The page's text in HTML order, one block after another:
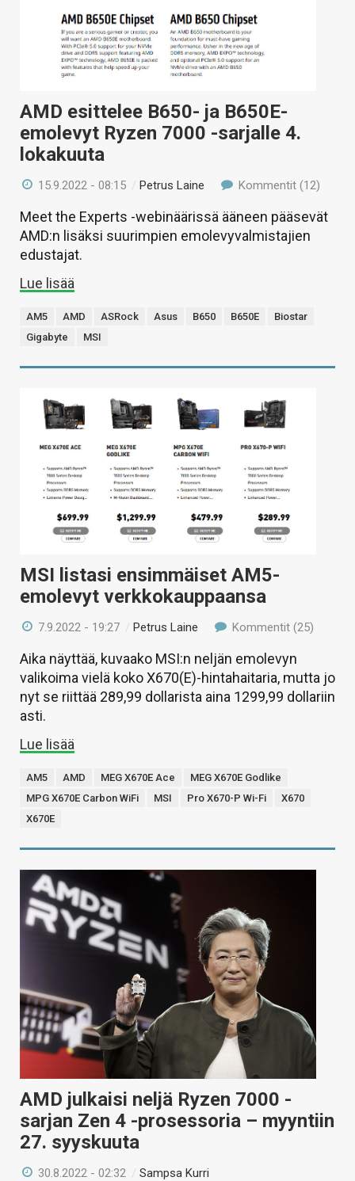
AMD esittelee B650- ja B650E-
emolevyt Ryzen 7000 -sarjalle 4.
lokakuuta
15.9.2022 - 08:15 /Petrus Laine Kommentit (12)
Meet the Experts -webinäärissä ääneen pääsevät
AMD:n lisäksi suurimpien emolevyvalmistajien
edustajat.
Lue lisää
AM5 AMD ASRock Asus B650 B650E
Biostar
Gigabyte
MSI
MSI listasi ensimmäiset AM5-
emolevyt verkkokauppaansa
7.9.2022 - 19:27 / Petrus Laine Kommentit (25)
Aika näyttää, kuvaako MSI:n neljän emolevyn
valikoima vielä koko X670(E)-hintahaitaria, mutta jo
nyt se riittää 289,99 dollarista aina 1299,99 dollariin
asti.
Lue lisää
AM5 AMD MEG X670E Ace
MEG X670E Godlike
MPG X670E Carbon WiFi
MSI Pro X670-P Wi-Fi
X670
X670E
AMD julkaisi neljä Ryzen 7000 -
sarjan Zen 4 -prosessoria – myyntiin
27. syyskuuta
30.8.2022 - 02:32 /Sampsa Kurri